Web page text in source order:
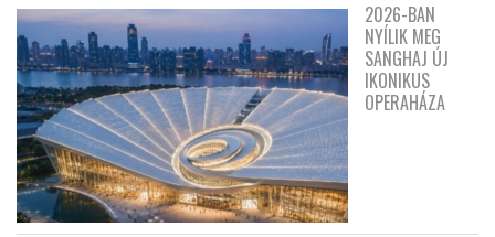
2026-BAN
NYÍLIK MEG
SANGHAJ ÚJ
IKONIKUS
OPERAHÁZA